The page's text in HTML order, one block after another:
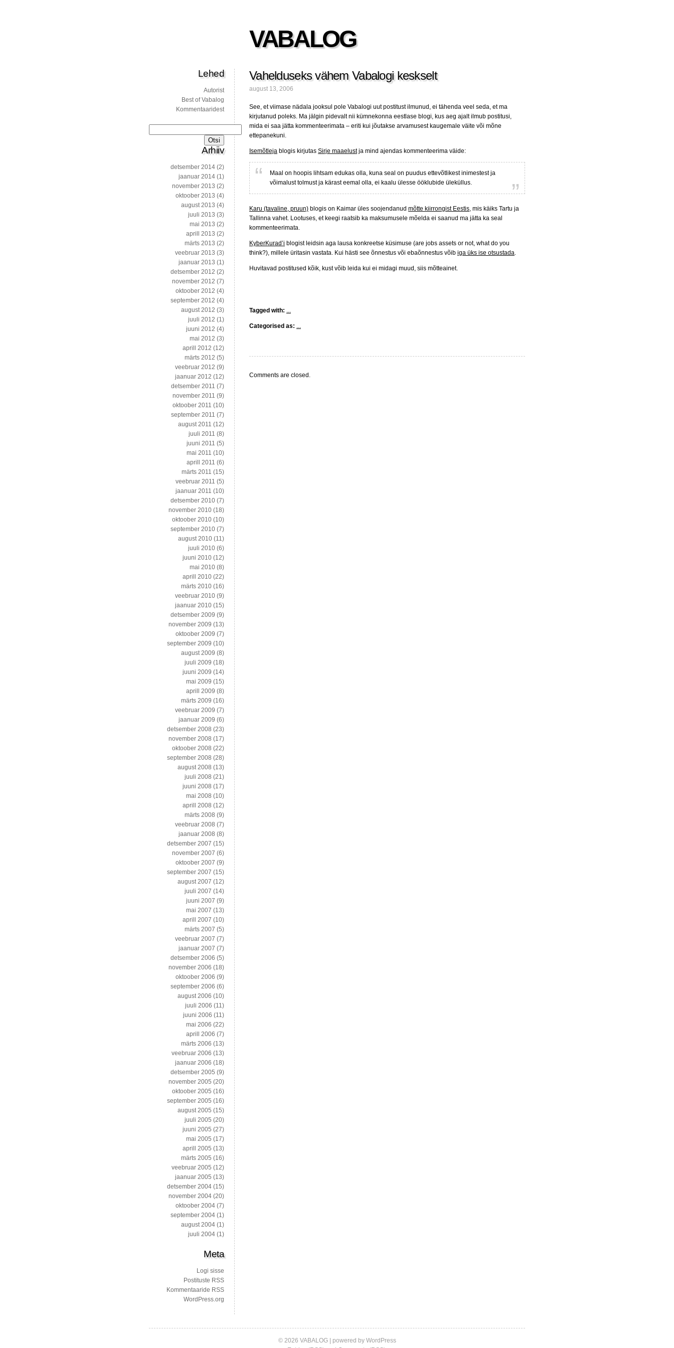
VABALOG
Vahelduseks vähem Vabalogi keskselt
august 13, 2006
See, et viimase nädala jooksul pole Vabalogi uut postitust ilmunud, ei tähenda veel seda, et ma
kirjutanud poleks. Ma jälgin pidevalt nii kümnekonna eestlase blogi, kus aeg ajalt ilmub postitusi,
mida ei saa jätta kommenteerimata – eriti kui jõutakse arvamusest kaugemale väite või mõne
ettepanekuni.
Isemõtleja blogis kirjutas Sirje maaelustja mind ajendas kommenteerima väide:
Maal on hoopis lihtsam edukas olla, kuna seal on puudus ettevõtlikest inimestest ja
võimalust tolmust ja kärast eemal olla, ei kaalu ülesse ööklubide üleküllus.
Karu (tavaline, pruun) blogis on Kaimar üles soojendanud mõtte kiirrongist Eestis, mis käiks Tartu ja
Tallinna vahet. Lootuses, et keegi raatsib ka maksumusele mõelda ei saanud ma jätta ka seal
kommenteerimata.
KyberKurad’i blogist leidsin aga lausa konkreetse küsimuse (are jobs assets or not, what do you
think?), millele üritasin vastata. Kui hästi see õnnestus või ebaõnnestus võib iga üks ise otsustada.
Huvitavad postitused kõik, kust võib leida kui ei midagi muud, siis mõtteainet.
Tagged with: ...
Categorised as: ...
Comments are closed.
Lehed
Autorist
Best of Vabalog
Kommentaaridest
Arhiiv
detsember 2014 (2)
jaanuar 2014 (1)
november 2013 (2)
oktoober 2013 (4)
august 2013 (4)
juuli 2013 (3)
mai 2013 (2)
aprill 2013 (2)
märts 2013 (2)
veebruar 2013 (3)
jaanuar 2013 (1)
detsember 2012 (2)
november 2012 (7)
oktoober 2012 (4)
september 2012 (4)
august 2012 (3)
juuli 2012 (1)
juuni 2012 (4)
mai 2012 (3)
aprill 2012 (12)
märts 2012 (5)
veebruar 2012 (9)
jaanuar 2012 (12)
detsember 2011 (7)
november 2011 (9)
oktoober 2011 (10)
september 2011 (7)
august 2011 (12)
juuli 2011 (8)
juuni 2011 (5)
mai 2011 (10)
aprill 2011 (6)
märts 2011 (15)
veebruar 2011 (5)
jaanuar 2011 (10)
detsember 2010 (7)
november 2010 (18)
oktoober 2010 (10)
september 2010 (7)
august 2010 (11)
juuli 2010 (6)
juuni 2010 (12)
mai 2010 (8)
aprill 2010 (22)
märts 2010 (16)
veebruar 2010 (9)
jaanuar 2010 (15)
detsember 2009 (9)
november 2009 (13)
oktoober 2009 (7)
september 2009 (10)
august 2009 (8)
juuli 2009 (18)
juuni 2009 (14)
mai 2009 (15)
aprill 2009 (8)
märts 2009 (16)
veebruar 2009 (7)
jaanuar 2009 (6)
detsember 2008 (23)
november 2008 (17)
oktoober 2008 (22)
september 2008 (28)
august 2008 (13)
juuli 2008 (21)
juuni 2008 (17)
mai 2008 (10)
aprill 2008 (12)
märts 2008 (9)
veebruar 2008 (7)
jaanuar 2008 (8)
detsember 2007 (15)
november 2007 (6)
oktoober 2007 (9)
september 2007 (15)
august 2007 (12)
juuli 2007 (14)
juuni 2007 (9)
mai 2007 (13)
aprill 2007 (10)
märts 2007 (5)
veebruar 2007 (7)
jaanuar 2007 (7)
detsember 2006 (5)
november 2006 (18)
oktoober 2006 (9)
september 2006 (6)
august 2006 (10)
juuli 2006 (11)
juuni 2006 (11)
mai 2006 (22)
aprill 2006 (7)
märts 2006 (13)
veebruar 2006 (13)
jaanuar 2006 (18)
detsember 2005 (9)
november 2005 (20)
oktoober 2005 (16)
september 2005 (16)
august 2005 (15)
juuli 2005 (20)
juuni 2005 (27)
mai 2005 (17)
aprill 2005 (13)
märts 2005 (16)
veebruar 2005 (12)
jaanuar 2005 (13)
detsember 2004 (15)
november 2004 (20)
oktoober 2004 (7)
september 2004 (1)
august 2004 (1)
juuli 2004 (1)
Meta
Logi sisse
Postituste RSS
Kommentaaride RSS
WordPress.org
© 2026 VABALOG | powered by WordPress